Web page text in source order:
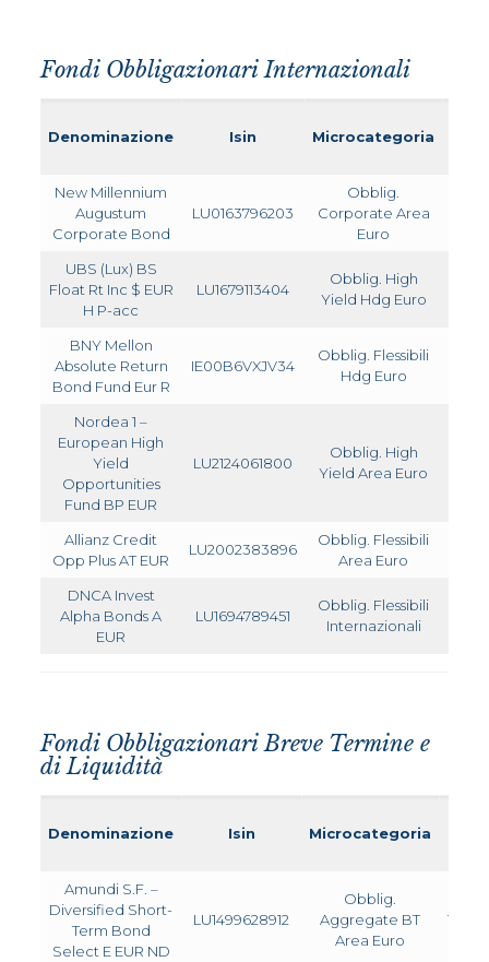
Fondi Obbligazionari Internazionali
Denominazione Isin Microcategoria
New Millennium
Augustum
Corporate Bond
LU0163796203
Obblig.
Corporate Area
Euro
UBS (Lux) BS
Float Rt Inc $ EUR
H P-acc
LU1679113404
Obblig. High
Yield Hdg Euro
BNY Mellon
Absolute Return
Bond Fund Eur R
IE00B6VXJV34
Obblig. Flessibili
Hdg Euro
Nordea 1 –
European High
Yield
Opportunities
Fund BP EUR
LU2124061800
Obblig. High
Yield Area Euro
Allianz Credit
Opp Plus AT EUR
LU2002383896
Obblig. Flessibili
Area Euro
DNCA Invest
Alpha Bonds A
EUR
LU1694789451
Obblig. Flessibili
Internazionali
Fondi Obbligazionari Breve Termine e
di Liquidità
Denominazione Isin Microcategoria
Amundi S.F. –
Diversified Short-
Term Bond
Select E EUR ND
LU1499628912
Obblig.
Aggregate BT
Area Euro
1,630